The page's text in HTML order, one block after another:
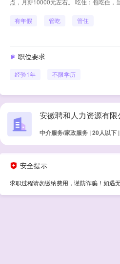
点，月薪10000元左右。 吃住：包吃住，
有年假 管吃 管住
职位要求
经验1年 不限学历
安徽聘和人力资源有限
中介服务/家政服务 | 20人以下
安全提示
求职过程请勿缴纳费用，谨防诈骗！如遇